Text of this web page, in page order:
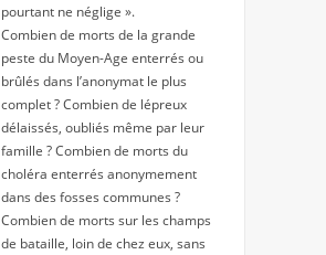
pourtant ne néglige ».
Combien de morts de la grande
peste du Moyen-Age enterrés ou
brûlés dans l’anonymat le plus
complet ? Combien de lépreux
délaissés, oubliés même par leur
famille ? Combien de morts du
choléra enterrés anonymement
dans des fosses communes ?
Combien de morts sur les champs
de bataille, loin de chez eux, sans